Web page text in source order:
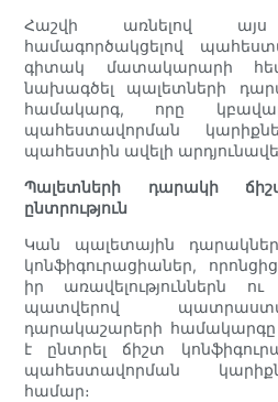
Հաշվի առնելով
համագործակցելով
գիտակ մատակարարի
նախագծել պալետների
համակարգ, որը
պահեստավորման
պահեստին ավելի
Պալետների դարակի
ընտրություն
Կան պալետային
կոնֆիգուրացիաներ,
իր առավելություններն ու
պատվերով
դարակաշարերի
է ընտրել ճիշտ
պահեստավորման
համար։